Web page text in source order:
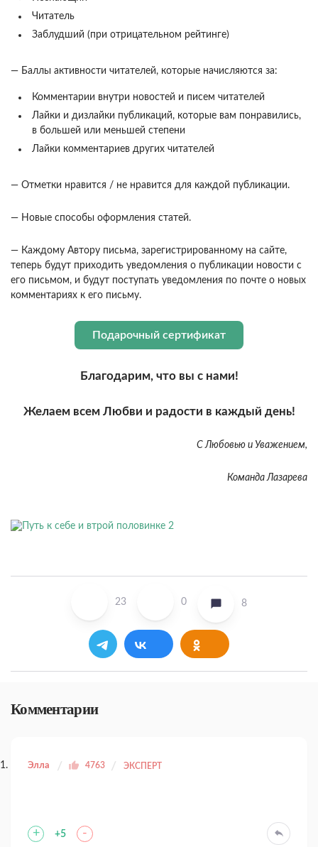
Читатель
Заблудший (при отрицательном рейтинге)
— Баллы активности читателей, которые начисляются за:
Комментарии внутри новостей и писем читателей
Лайки и дизлайки публикаций, которые вам понравились,
в большей или меньшей степени
Лайки комментариев других читателей
— Отметки нравится / не нравится для каждой публикации.
— Новые способы оформления статей.
— Каждому Автору письма, зарегистрированному на сайте,
теперь будут приходить уведомления о публикации новости с
его письмом, и будут поступать уведомления по почте о новых
комментариях к его письму.
Подарочный сертификат
Благодарим, что вы с нами!
Желаем всем Любви и радости в каждый день!
С Любовью и Уважением,
Команда Лазарева
23 0 8
Комментарии
Элла 4763 ЭКСПЕРТ
+ +5 -